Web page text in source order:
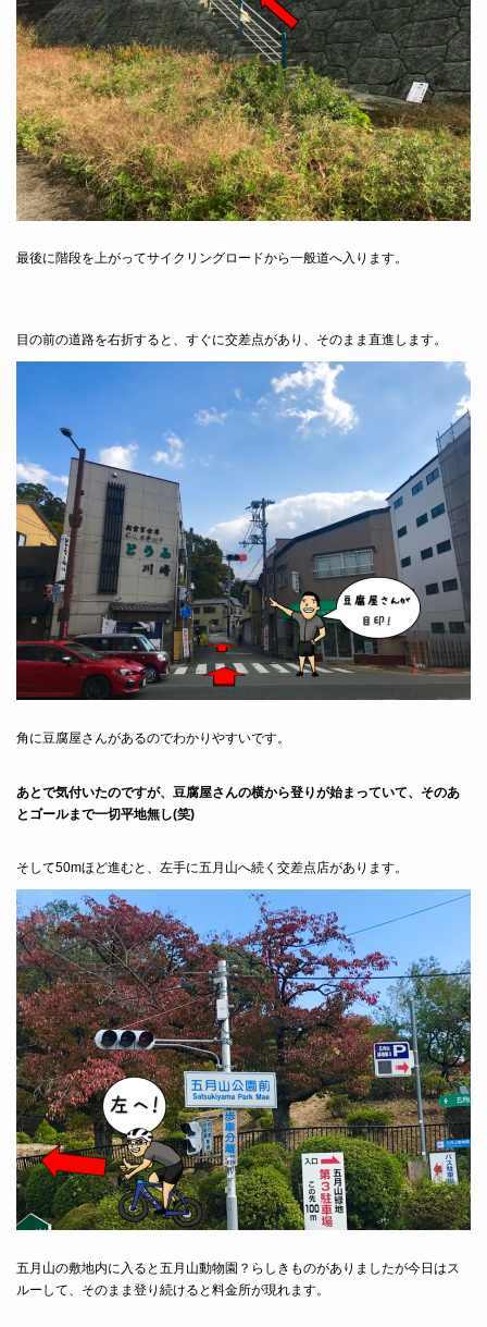
最後に階段を上がってサイクリングロードから一般道へ入ります。
目の前の道路を右折すると、すぐに交差点があり、 そのまま直進します。
角に豆腐屋さんがあるのでわかりやすいです。
あとで気付いたのですが、豆腐屋さんの横から登りが始まっていて、そのあ
とゴールまで一切平地無し(笑)
そして50mほど進むと、左手に五月山へ続く交差点店があります。
五月山の敷地内に入ると五月山動物園？らしきものがありましたが今日はス
ルーして、そのまま登り続けると料金所が現れます。